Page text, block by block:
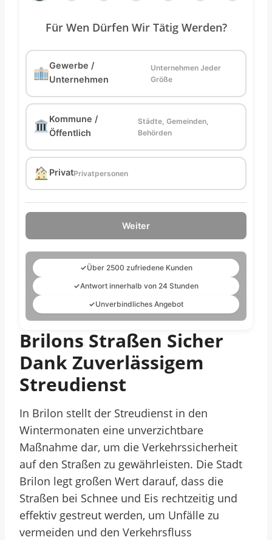
Für Wen Dürfen Wir Tätig Werden?
Gewerbe /
Unternehmen
Unternehmen Jeder
Größe
Kommune /
Öffentlich
Städte, Gemeinden,
Behörden
PrivatPrivatpersonen
Weiter
✓Über 2500 zufriedene Kunden
✓Antwort innerhalb von 24 Stunden
✓Unverbindliches Angebot
Brilons Straßen Sicher
Dank Zuverlässigem
Streudienst
In Brilon stellt der Streudienst in den
Wintermonaten eine unverzichtbare
Maßnahme dar, um die Verkehrssicherheit
auf den Straßen zu gewährleisten. Die Stadt
Brilon legt großen Wert darauf, dass die
Straßen bei Schnee und Eis rechtzeitig und
effektiv gestreut werden, um Unfälle zu
vermeiden und den Verkehrsfluss